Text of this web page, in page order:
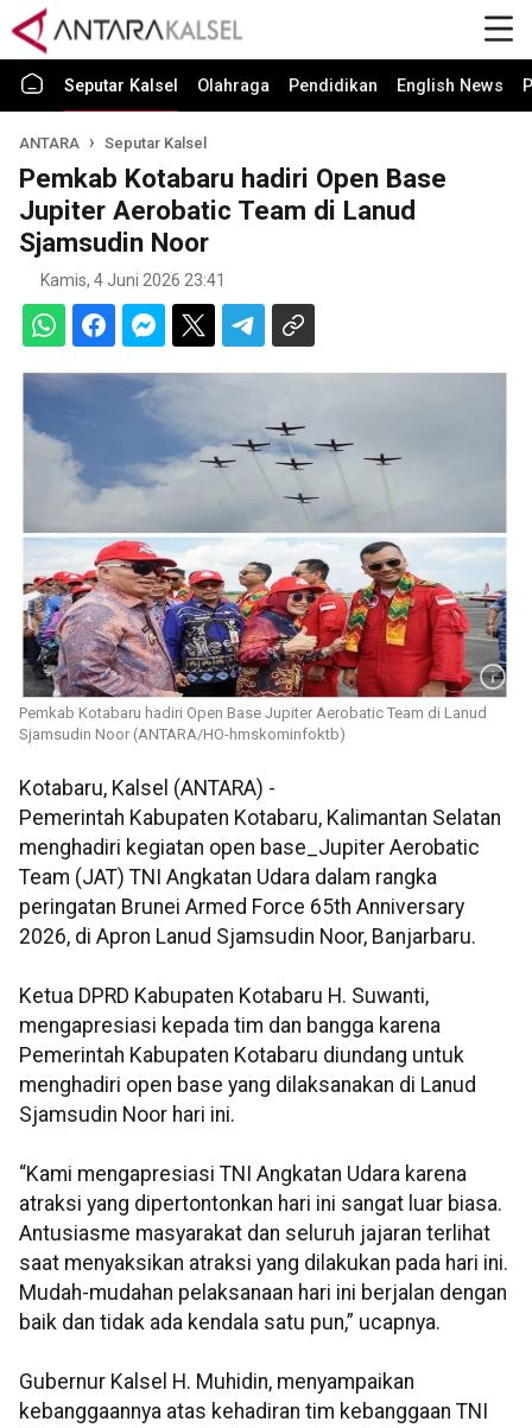
Seputar Kalsel Olahraga Pendidikan English News
ANTARA Seputar Kalsel
Pemkab Kotabaru hadiri Open Base
Jupiter Aerobatic Team di Lanud
Sjamsudin Noor
Kamis, 4 Juni 2026 23:41
Pemkab Kotabaru hadiri Open Base Jupiter Aerobatic Team di Lanud
Sjamsudin Noor (ANTARA/HO-hmskominfoktb)
Kotabaru, Kalsel (ANTARA) -
‎Pemerintah Kabupaten Kotabaru, Kalimantan Selatan
menghadiri kegiatan open base_Jupiter Aerobatic
Team (JAT) TNI Angkatan Udara dalam rangka
peringatan Brunei Armed Force 65th Anniversary
2026, di Apron Lanud Sjamsudin Noor, Banjarbaru.
Ketua DPRD Kabupaten Kotabaru H. Suwanti,
mengapresiasi kepada tim dan bangga karena
Pemerintah Kabupaten Kotabaru diundang untuk
menghadiri open base yang dilaksanakan di Lanud
Sjamsudin Noor hari ini.
‎“Kami mengapresiasi TNI Angkatan Udara karena
atraksi yang dipertontonkan hari ini sangat luar biasa.
Antusiasme masyarakat dan seluruh jajaran terlihat
saat menyaksikan atraksi yang dilakukan pada hari ini.
Mudah-mudahan pelaksanaan hari ini berjalan dengan
baik dan tidak ada kendala satu pun,” ucapnya.
‎Gubernur Kalsel H. Muhidin, menyampaikan
kebanggaannya atas kehadiran tim kebanggaan TNI